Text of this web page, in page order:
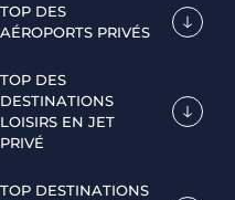
TOP DES
AÉROPORTS PRIVÉS
TOP DES
DESTINATIONS
LOISIRS EN JET
PRIVÉ
TOP DESTINATIONS